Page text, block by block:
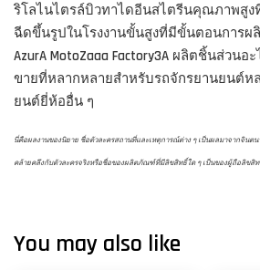
ริโลไนไตรล์บิวทาไดอีนสไตรีนคุณภาพสูง
ฉีดขึ้นรูปในโรงงานขั้นสูงที่มีขั้นตอนการ
AzurA MotoZaaa Factory3A ผลิตชิ้นส่วนอะ
ขายที่หลากหลายสำหรับรถจักรยานยนต์ห
ยนต์ยี่ห้ออื่น ๆ
นี่คือผลงานของนิยาย ชื่อตัวละครสถานที่และเหตุการณ์ต่าง ๆ เป็นผลมาจากจินต
คล้ายคลึงกับตัวละครจริงหรือชื่อของผลิตภัณฑ์ที่มีลิขสิทธิ์ใด ๆ เป็นของผู้ถือลิขสิ
You may also like